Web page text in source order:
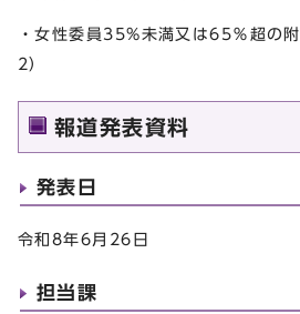
・女性委員35%未満又は65％超の
2）
報道発表資料
発表日
令和8年6月26日
担当課